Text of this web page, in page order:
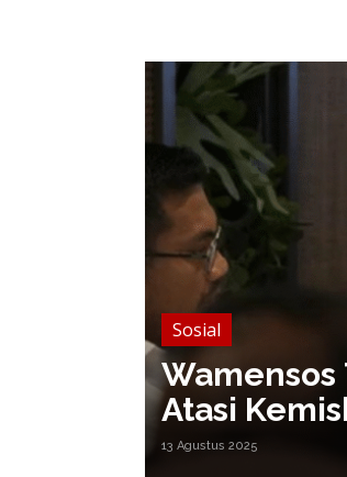
Pendidikan
Kunjungi
9 Agustus 2025